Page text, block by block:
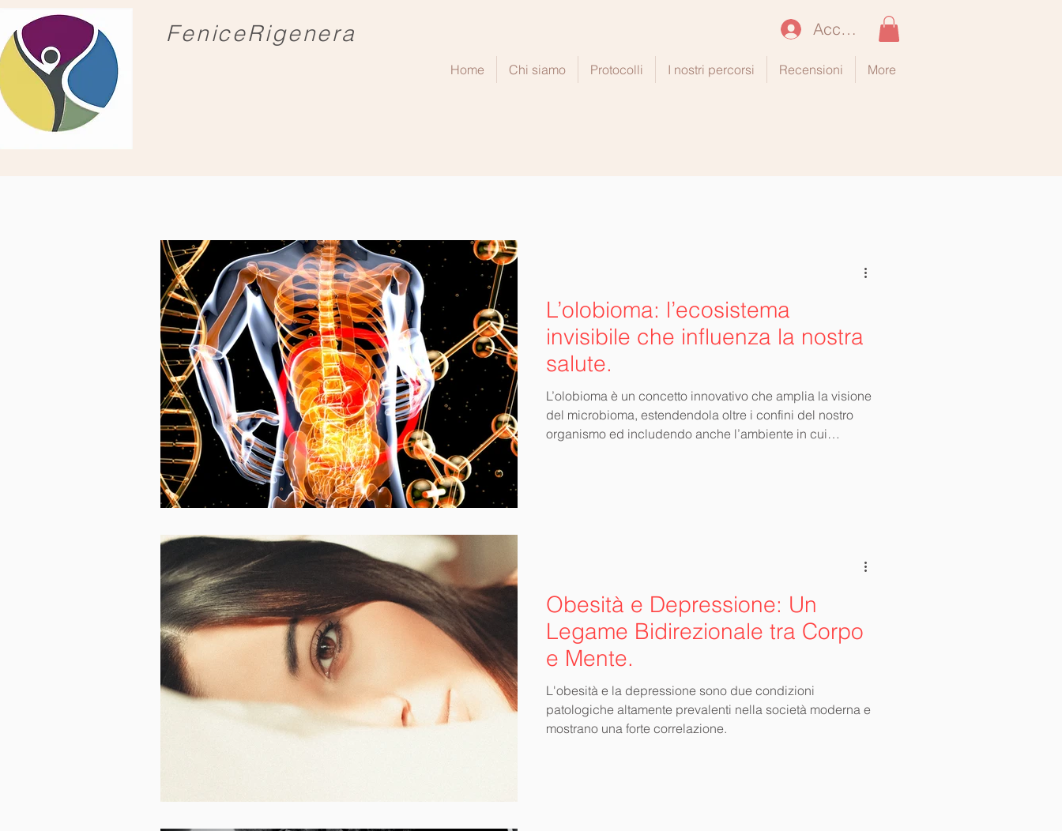
FeniceRigenera Accedi
Home Chi siamo Protocolli I nostri percorsi Recensioni More
L’olobioma: l’ecosistema
invisibile che influenza la nostra
salute.
L’olobioma è un concetto innovativo che amplia la visione
del microbioma, estendendola oltre i confini del nostro
organismo ed includendo anche l’ambiente in cui
Obesità e Depressione: Un
Legame Bidirezionale tra Corpo
e Mente.
L'obesità e la depressione sono due condizioni
patologiche altamente prevalenti nella società moderna e
mostrano una forte correlazione.